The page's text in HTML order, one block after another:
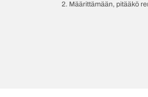
2. Määrittämään, pitääkö